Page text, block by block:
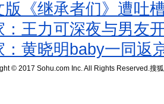
版《继承者们》遭吐
：王力可深夜与男友
：黄晓明baby一同返
© 2017 Sohu.com Inc. All Rights Reserved.搜